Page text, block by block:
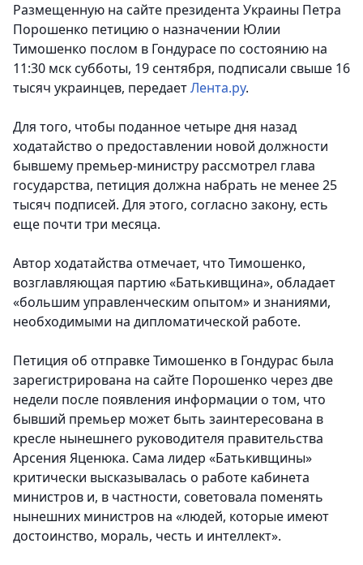
Размещенную на сайте президента Украины Петра
Порошенко петицию о назначении Юлии
Тимошенко послом в Гондурасе по состоянию на
11:30 мск субботы, 19 сентября, подписали свыше 16
тысяч украинцев, передаетЛента.ру.
Для того, чтобы поданное четыре дня назад
ходатайство о предоставлении новой должности
бывшему премьер-министру рассмотрел глава
государства, петиция должна набрать не менее 25
тысяч подписей. Для этого, согласно закону, есть
еще почти три месяца.
Автор ходатайства отмечает, что Тимошенко,
возглавляющая партию «Батькивщина», обладает
«большим управленческим опытом» и знаниями,
необходимыми на дипломатической работе.
Петиция об отправке Тимошенко в Гондурас была
зарегистрирована на сайте Порошенко через две
недели после появления информации о том, что
бывший премьер может быть заинтересована в
кресле нынешнего руководителя правительства
Арсения Яценюка. Сама лидер «Батькивщины»
критически высказывалась о работе кабинета
министров и, в частности, советовала поменять
нынешних министров на «людей, которые имеют
достоинство, мораль, честь и интеллект».